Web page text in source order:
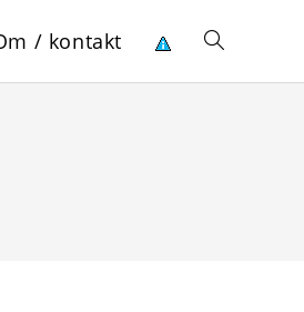
/ kontakt Toggle